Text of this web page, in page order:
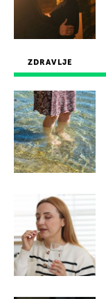
ZDRAVLJE